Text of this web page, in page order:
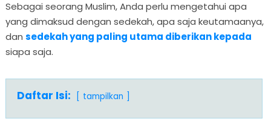
Sebagai seorang Muslim, Anda perlu mengetahui apa
yang dimaksud dengan sedekah, apa saja keutamaanya,
dan sedekah yang paling utama diberikan kepada
siapa saja.
Daftar Isi: tampilkan